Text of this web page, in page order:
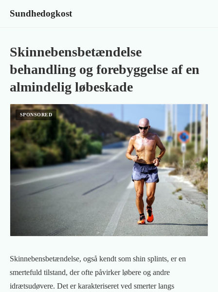
Sundhedogkost
Skinnebensbetændelse
behandling og forebyggelse af en
almindelig løbeskade
Skinnebensbetændelse, også kendt som shin splints, er en
smertefuld tilstand, der ofte påvirker løbere og andre
idrætsudøvere. Det er karakteriseret ved smerter langs